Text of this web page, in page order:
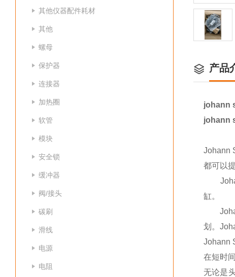
其他仪器配件耗材
其他
螺母
保护器
连接器
加热圈
软管
模块
安全锁
缓冲器
阀/接头
碳刷
滑线
电源
电阻
产品
johann
johann
Johann
都可以
缸。
划。
Johann
在短时
无论是